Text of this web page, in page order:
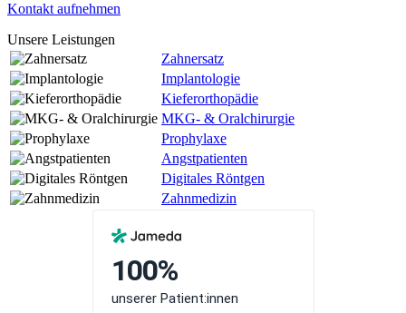
Kontakt aufnehmen
Unsere Leistungen
Zahnersatz
Implantologie
Kieferorthopädie
MKG- & Oralchirurgie
Prophylaxe
Angstpatienten
Digitales Röntgen
Zahnmedizin